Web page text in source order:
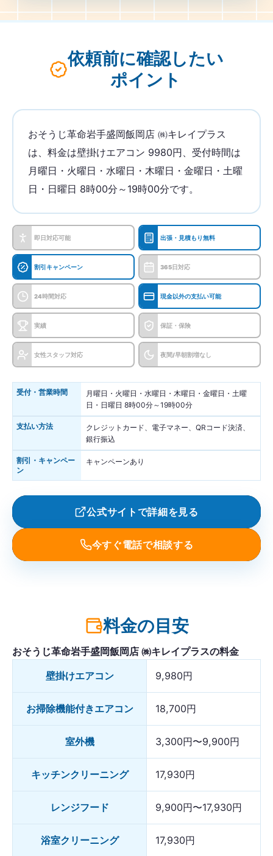
依頼前に確認したい
ポイント
おそうじ革命岩手盛岡飯岡店 ㈱キレイプラス
は、料金は壁掛けエアコン 9980円、受付時間は
月曜日・火曜日・水曜日・木曜日・金曜日・土曜
日・日曜日 8時00分～19時00分です。
即日対応可能 出張・見積もり無料
割引キャンペーン 365日対応
24時間対応 現金以外の支払い可能
実績 保証・保険
女性スタッフ対応 夜間/早朝割増なし
受付・営業時間
月曜日・火曜日・水曜日・木曜日・金曜日・土曜
日・日曜日 8時00分～19時00分
支払い方法
クレジットカード、電子マネー、QRコード決済、
銀行振込
割引・キャンペー
ン
キャンペーンあり
公式サイトで詳細を見る
今すぐ電話で相談する
料金の目安
おそうじ革命岩手盛岡飯岡店 ㈱キレイプラスの料金
壁掛けエアコン
9,980円
お掃除機能付きエアコン 18,700円
室外機 3,300円〜9,900円
キッチンクリーニング 17,930円
レンジフード 9,900円〜17,930円
浴室クリーニング 17,930円